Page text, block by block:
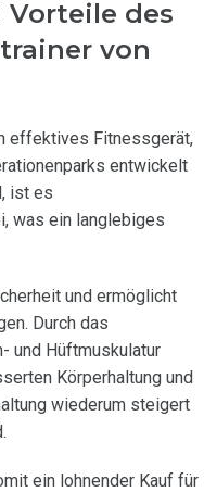
des
von
effektives Fitnessgerät,
entwickelt
ist es
was ein langlebiges
und ermöglicht
Durch das
und Hüftmuskulatur
Körperhaltung und
wiederum steigert
ein lohnender Kauf für